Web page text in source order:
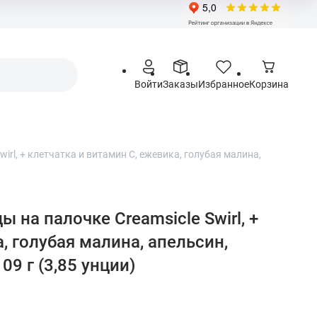
ВойтиЗаказыИзбранноеКорзина
+ клетчатка и витамин C, ежевика, голубая малина,
на палочке Creamsicle Swirl, +
голубая малина, апельсин,
г (3,85 унции)